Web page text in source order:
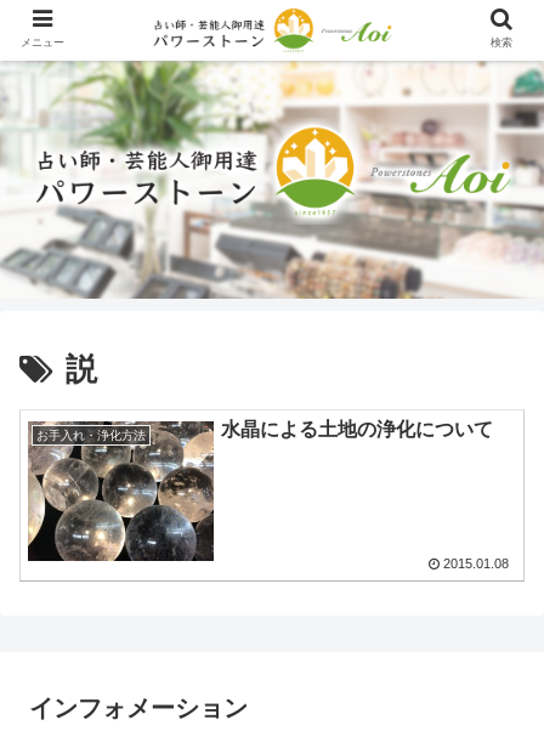
説
お手入れ・浄化方法 水晶による土地の浄化について
2015.01.08
インフォメーション
メニュー 検索